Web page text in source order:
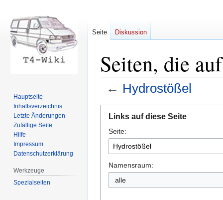
Seiten, die
← Hydrostößel
Navigation
springen
Suche
springen
Links auf diese Seite
Seite:
Namensraum:
Seite Diskussion
Hauptseite
Inhaltsverzeichnis
Letzte Änderungen
Zufällige Seite
Hilfe
Impressum
Datenschutzerklärung
Werkzeuge
Spezialseiten